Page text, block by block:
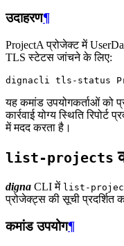
उदाहरण¶
ProjectA प्रोजेक्ट में
TLS स्टेटस जांचने के लिए:
dignacli tls-status
यह कमांड उपयोगकर्ताओं को
कार्रवाई योग्य स्थिति
में मदद करता है।
list-projects
digna CLI में list-
प्रोजेक्ट्स की सूची प्रदर्शित
कमांड उपयोग¶